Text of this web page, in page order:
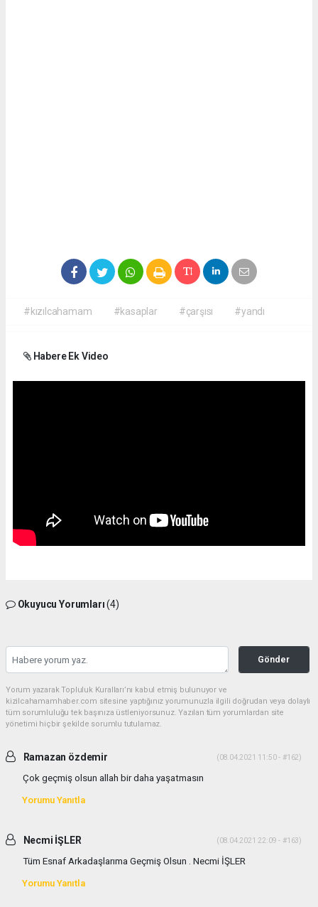
#kızılcahamam #kasaplar #çarşısı #yandı
Habere Ek Video
Okuyucu Yorumları(4)
Gönder
Yorum yazarak Topluluk Kuralları’nı kabul etmiş bulunuyor ve
kizilcahamamhaber.com sitesine yaptığınız yorumunuzla ilgili doğrudan veya dolaylı
tüm sorumluluğu tek başınıza üstleniyorsunuz. Yazılan tüm yorumlardan site
yönetimi hiçbir şekilde sorumlu tutulamaz.
Ramazan özdemir (08.04.2021 11:50 - #162)
Çok geçmiş olsun allah bir daha yaşatmasın
Yorumu Yanıtla
Necmi İŞLER (08.04.2021 22:09 - #163)
Tüm Esnaf Arkadaşlarıma Geçmiş Olsun . Necmi İŞLER
Yorumu Yanıtla